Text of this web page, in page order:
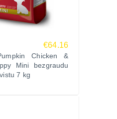
€64.16
Chicken &
Mini bezgraudu
7 kg